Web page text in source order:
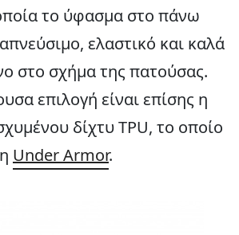
το ύφασμα στο πάνω
ελαστικό και καλά
στο σχήμα της πατούσας.
επιλογή είναι επίσης η
δίχτυ TPU, το οποίο
Under Armor.